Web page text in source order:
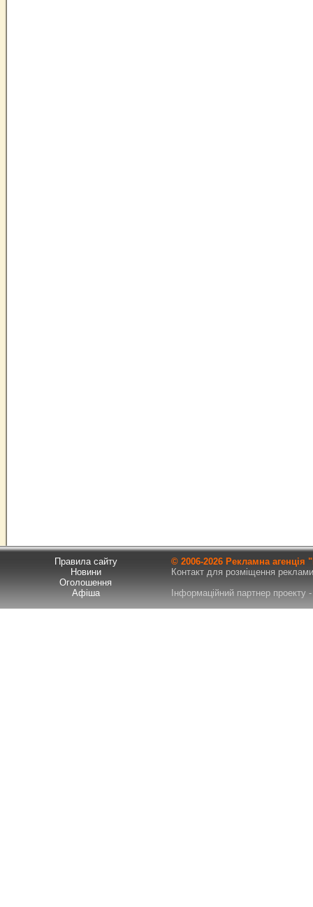
Правила сайту
Новини
Оголошення
Афіша
© 2006-2026 Рекламна
Контакт для розміщення
Інформаційний партнер проекту